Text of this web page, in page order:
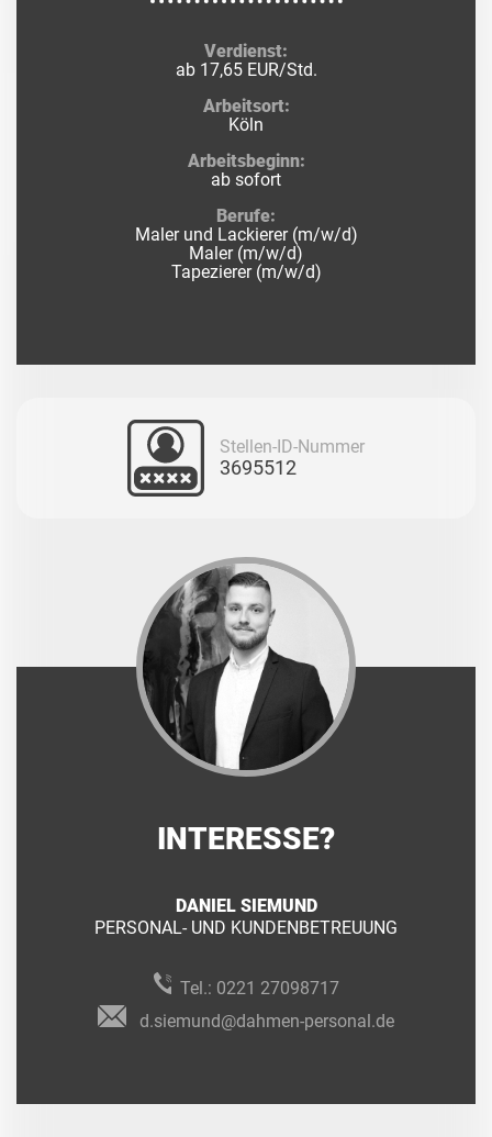
Verdienst:
ab 17,65 EUR/Std.
Arbeitsort:
Köln
Arbeitsbeginn:
ab sofort
Berufe:
Maler und Lackierer (m/w/d)
Maler (m/w/d)
Tapezierer (m/w/d)
Stellen-ID-Nummer
3695512
INTERESSE?
DANIEL SIEMUND
PERSONAL- UND KUNDENBETREUUNG
Tel.: 0221 27098717
d.siemund@dahmen-personal.de